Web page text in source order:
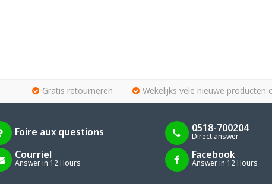
Gratis retourneren Wekelijks vele nieuwe producten
Foire aux questions 0518-700204
Direct answer
Courriel
Answer in 12 Hours
Facebook
Answer in 12 Hours